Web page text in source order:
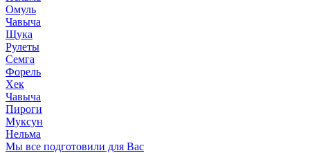
Омуль
Чавыча
Щука
Рулеты
Семга
Форель
Хек
Чавыча
Пироги
Муксун
Нельма
Мы все подготовили для Вас